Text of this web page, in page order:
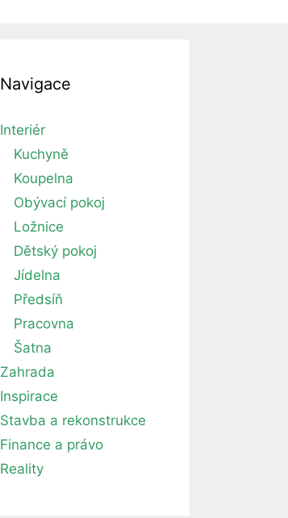
Navigace
Interiér
Kuchyně
Koupelna
Obývací pokoj
Ložnice
Dětský pokoj
Jídelna
Předsíň
Pracovna
Šatna
Zahrada
Inspirace
Stavba a rekonstrukce
Finance a právo
Reality